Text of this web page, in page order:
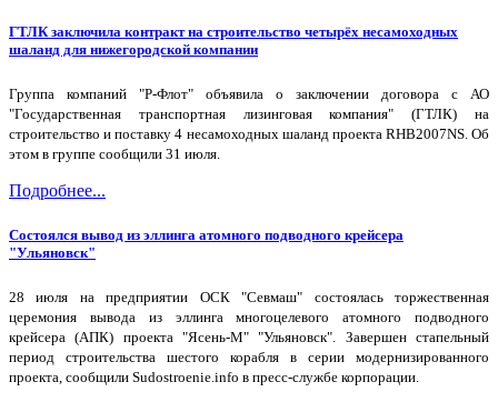
ГТЛК заключила контракт на строительство четырёх несамоходных
шаланд для нижегородской компании
Группа компаний "Р-Флот" объявила о заключении договора с АО
"Государственная транспортная лизинговая компания" (ГТЛК) на
строительство и поставку 4 несамоходных шаланд проекта RHB2007NS. Об
этом в группе сообщили 31 июля.
Подробнее...
Состоялся вывод из эллинга атомного подводного крейсера
"Ульяновск"
28 июля на предприятии ОСК "Севмаш" состоялась торжественная
церемония вывода из эллинга многоцелевого атомного подводного
крейсера (АПК) проекта "Ясень-М" "Ульяновск". Завершен стапельный
период строительства шестого корабля в серии модернизированного
проекта, сообщили Sudostroenie.info в пресс-службе корпорации.